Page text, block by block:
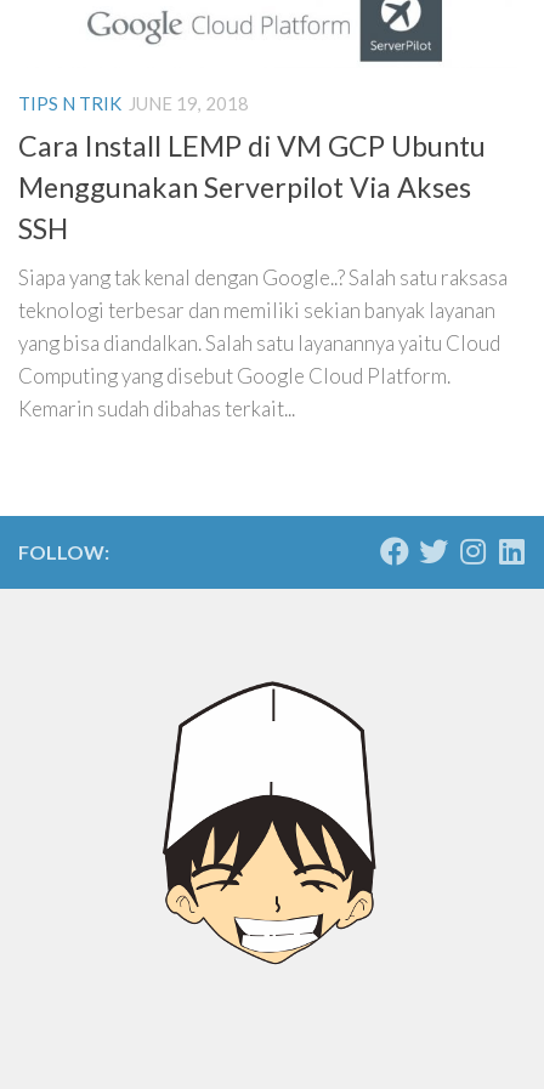
TIPS N TRIK JUNE 19, 2018
Cara Install LEMP di VM GCP Ubuntu
Menggunakan Serverpilot Via Akses
SSH
Siapa yang tak kenal dengan Google..? Salah satu raksasa
teknologi terbesar dan memiliki sekian banyak layanan
yang bisa diandalkan. Salah satu layanannya yaitu Cloud
Computing yang disebut Google Cloud Platform.
Kemarin sudah dibahas terkait...
FOLLOW: